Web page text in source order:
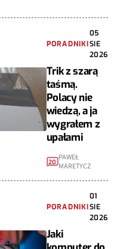
PORADNIKI
05
SIE
2026
Trik z szarą
taśmą.
Polacy nie
wiedzą, a ja
wygrałem z
upałami
20 PAWEŁ
MARETYCZ
PORADNIKI
01
SIE
2026
Jaki